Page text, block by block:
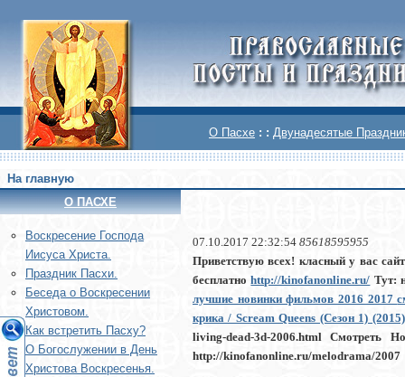
О Пасхе : : Двунадесятые
На главную
О ПАСХЕ
Воскреcение Господа
Иисуса Христа.
Праздник Пасхи.
Беседа о Воскресении
Христовом.
Как встретить Пасху?
О Богослужении в День
Христова Воскресенья.
07.10.2017 22:32:54 85618595955
Приветствую всех! класный у вас
бесплатноhttp://kinofanonline.ru/ Тут:
лучшие новинки фильмов 2016 2017
крика / Scream Queens (Сезон 1)
living-dead-3d-2006.htmlСмотреть
http://kinofanonline.ru/melodrama/2007